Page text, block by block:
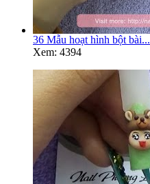
36 Mẫu hoạt hình bột bài...
Xem: 4394